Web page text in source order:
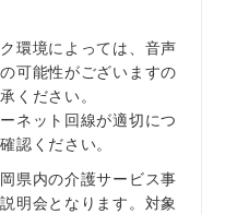
環境によっては、⾳声
可能性がございますの
ください。
ネット回線が適切につ
認ください。
県内の介護サービス事
明会となります。対象